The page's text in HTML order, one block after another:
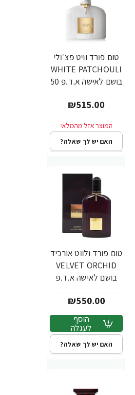
טום פורד וויט פצ'ולי
WHITE PATCHOULI
בושם לאישה א.ד.פ 50
FORD
₪515.00
האם יש לך שאלה?
טום פורד ולווט אורכיד
VELVET ORCHID
בושם לאישה א.ד.פ
TOM FORD
₪550.00
הוסף
לעגלה
האם יש לך שאלה?